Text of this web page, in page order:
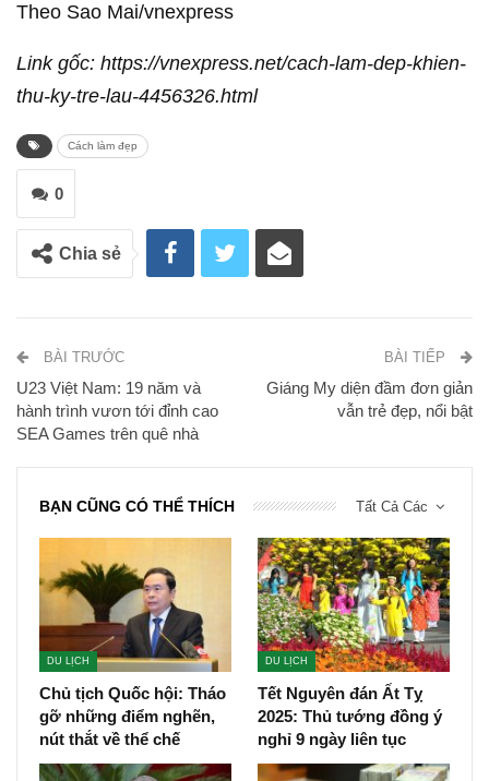
Theo Sao Mai/vnexpress
Link gốc: https://vnexpress.net/cach-lam-dep-khien-
thu-ky-tre-lau-4456326.html
Cách làm đẹp
0
Chia sẻ
BÀI TRƯỚC
U23 Việt Nam: 19 năm và
hành trình vươn tới đỉnh cao
SEA Games trên quê nhà
BÀI TIẾP
Giáng My diện đầm đơn giản
vẫn trẻ đẹp, nổi bật
Tất Cả Các
BẠN CŨNG CÓ THỂ THÍCH
DU LỊCH
Chủ tịch Quốc hội: Tháo
gỡ những điểm nghẽn,
nút thắt về thể chế
DU LỊCH
Tết Nguyên đán Ất Tỵ
2025: Thủ tướng đồng ý
nghỉ 9 ngày liên tục